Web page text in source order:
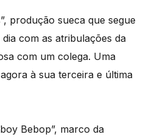
produção sueca que segue
com as atribulações da
com um colega. Uma
à sua terceira e última
Bebop”, marco da